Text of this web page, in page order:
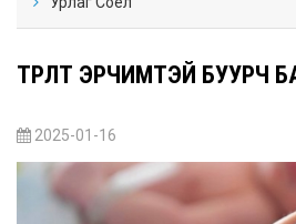
ТӨРӨЛТ ЭРЧИМТЭЙ БУУРЧ
2025-01-16